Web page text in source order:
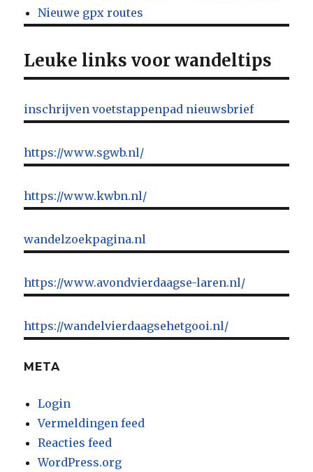
Nieuwe gpx routes
Leuke links voor wandeltips
inschrijven voetstappenpad nieuwsbrief
https://www.sgwb.nl/
https://www.kwbn.nl/
wandelzoekpagina.nl
https://www.avondvierdaagse-laren.nl/
https://wandelvierdaagsehetgooi.nl/
META
Login
Vermeldingen feed
Reacties feed
WordPress.org